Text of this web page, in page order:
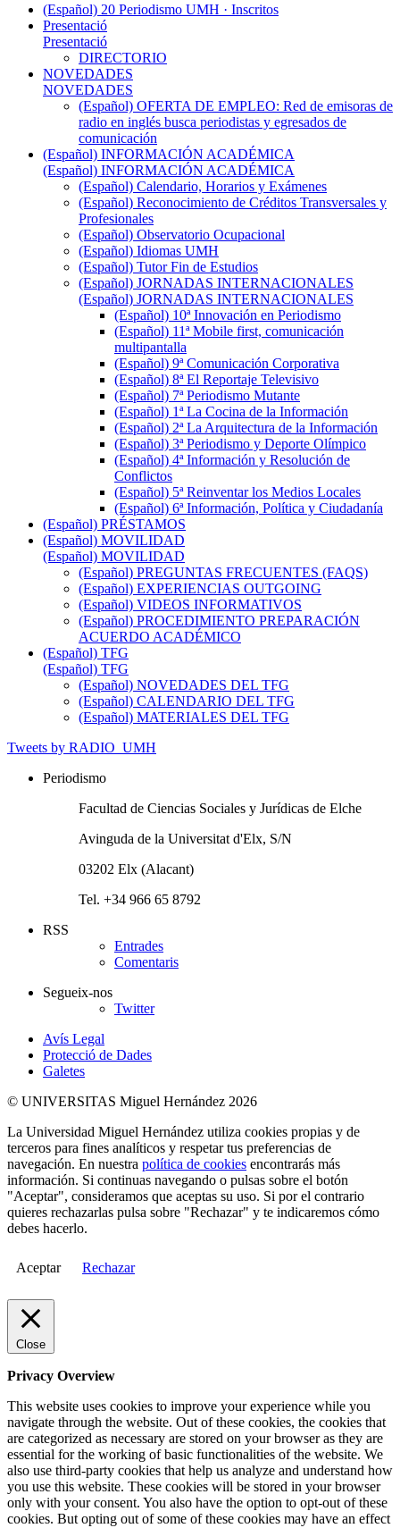
(Español) 20 Periodismo UMH · Inscritos
Presentació
Presentació
DIRECTORIO
NOVEDADES
NOVEDADES
(Español) OFERTA DE EMPLEO: Red de emisoras de
radio en inglés busca periodistas y egresados de
comunicación
(Español) INFORMACIÓN ACADÉMICA
(Español) INFORMACIÓN ACADÉMICA
(Español) Calendario, Horarios y Exámenes
(Español) Reconocimiento de Créditos Transversales y
Profesionales
(Español) Observatorio Ocupacional
(Español) Idiomas UMH
(Español) Tutor Fin de Estudios
(Español) JORNADAS INTERNACIONALES
(Español) JORNADAS INTERNACIONALES
(Español) 10ª Innovación en Periodismo
(Español) 11ª Mobile first, comunicación
multipantalla
(Español) 9ª Comunicación Corporativa
(Español) 8ª El Reportaje Televisivo
(Español) 7ª Periodismo Mutante
(Español) 1ª La Cocina de la Información
(Español) 2ª La Arquitectura de la Información
(Español) 3ª Periodismo y Deporte Olímpico
(Español) 4ª Información y Resolución de
Conflictos
(Español) 5ª Reinventar los Medios Locales
(Español) 6ª Información, Política y Ciudadanía
(Español) PRÉSTAMOS
(Español) MOVILIDAD
(Español) MOVILIDAD
(Español) PREGUNTAS FRECUENTES (FAQS)
(Español) EXPERIENCIAS OUTGOING
(Español) VIDEOS INFORMATIVOS
(Español) PROCEDIMIENTO PREPARACIÓN
ACUERDO ACADÉMICO
(Español) TFG
(Español) TFG
(Español) NOVEDADES DEL TFG
(Español) CALENDARIO DEL TFG
(Español) MATERIALES DEL TFG
Tweets by RADIO_UMH
Periodismo
Facultad de Ciencias Sociales y Jurídicas de Elche
Avinguda de la Universitat d'Elx, S/N
03202 Elx (Alacant)
Tel. +34 966 65 8792
RSS
Entrades
Comentaris
Segueix-nos
Twitter
Avís Legal
Protecció de Dades
Galetes
© UNIVERSITAS Miguel Hernández 2026
La Universidad Miguel Hernández utiliza cookies propias y de
terceros para fines analíticos y respetar tus preferencias de
navegación. En nuestra política de cookies encontrarás más
información. Si continuas navegando o pulsas sobre el botón
"Aceptar", consideramos que aceptas su uso. Si por el contrario
quieres rechazarlas pulsa sobre "Rechazar" y te indicaremos cómo
debes hacerlo.
Aceptar Rechazar
Close
Privacy Overview
This website uses cookies to improve your experience while you
navigate through the website. Out of these cookies, the cookies that
are categorized as necessary are stored on your browser as they are
essential for the working of basic functionalities of the website. We
also use third-party cookies that help us analyze and understand how
you use this website. These cookies will be stored in your browser
only with your consent. You also have the option to opt-out of these
cookies. But opting out of some of these cookies may have an effect